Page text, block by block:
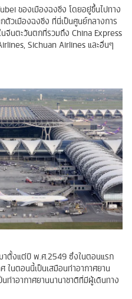
ของเมืองฉงชิ่ง โดยอยู่ขึ้นไปทาง
ตัวเมืองฉงชิ่ง ที่นี่เป็นศูนย์กลางการ
จีนตะวันตกที่รวมถึง China Express
Sichuan Airlines และอื่นๆ
าตั้งแต่ปี พ.ศ.2549 ซึ่งในตอนแรก
ในตอนนี้เป็นเสมือนท่าอากาศยาน
ท่าอากาศยานนานาชาติที่มีผู้เดินทาง